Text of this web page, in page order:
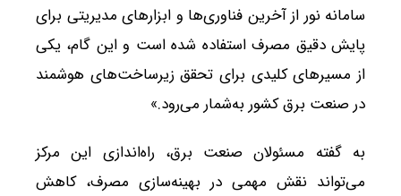
سامانه نور از آخرین فناوری‌ها و ابزارهای مدیریتی برای
پایش دقیق مصرف استفاده شده است و این گام، یکی
از مسیرهای کلیدی برای تحقق زیرساخت‌های هوشمند
در صنعت برق کشور به‌شمار می‌رود.»
به گفته مسئولان صنعت برق، راه‌اندازی این مرکز
می‌تواند نقش مهمی در بهینه‌سازی مصرف، کاهش